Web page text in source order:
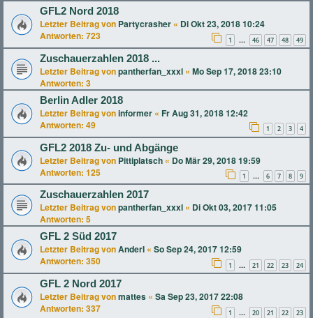
GFL2 Nord 2018
Letzter Beitrag von Partycrasher « Di Okt 23, 2018 10:24
Antworten: 723 1 … 46 47 48 49
Zuschauerzahlen 2018 ...
Letzter Beitrag vonpantherfan_xxxl « Mo Sep 17, 2018 23:10
Antworten: 3
Berlin Adler 2018
Letzter Beitrag voninformer « Fr Aug 31, 2018 12:42
Antworten: 49 1 2 3 4
GFL2 2018 Zu- und Abgänge
Letzter Beitrag von Pittiplatsch « Do Mär 29, 2018 19:59
Antworten: 125 1 … 6 7 8 9
Zuschauerzahlen 2017
Letzter Beitrag vonpantherfan_xxxl « Di Okt 03, 2017 11:05
Antworten: 5
GFL 2 Süd 2017
Letzter Beitrag vonAnderl « So Sep 24, 2017 12:59
Antworten: 350 1 … 21 22 23 24
GFL 2 Nord 2017
Letzter Beitrag vonmattes « Sa Sep 23, 2017 22:08
Antworten: 337 1 … 20 21 22 23